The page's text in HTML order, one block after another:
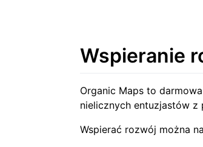
Wspieranie
Organic Maps to
nielicznych entuzjastów z
Wspierać rozwój można